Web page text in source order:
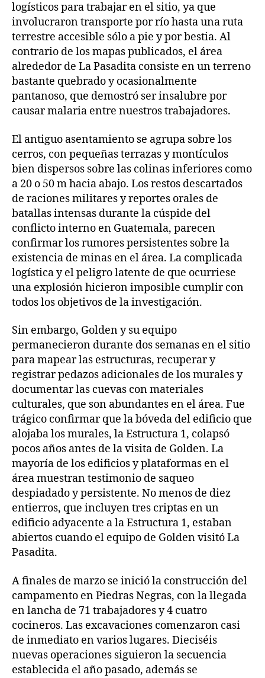
logísticos para trabajar en el sitio, ya que
involucraron transporte por río hasta una ruta
terrestre accesible sólo a pie y por bestia. Al
contrario de los mapas publicados, el área
alrededor de La Pasadita consiste en un terreno
bastante quebrado y ocasionalmente
pantanoso, que demostró ser insalubre por
causar malaria entre nuestros trabajadores.
El antiguo asentamiento se agrupa sobre los
cerros, con pequeñas terrazas y montículos
bien dispersos sobre las colinas inferiores como
a 20 o 50 m hacia abajo. Los restos descartados
de raciones militares y reportes orales de
batallas intensas durante la cúspide del
conflicto interno en Guatemala, parecen
confirmar los rumores persistentes sobre la
existencia de minas en el área. La complicada
logística y el peligro latente de que ocurriese
una explosión hicieron imposible cumplir con
todos los objetivos de la investigación.
Sin embargo, Golden y su equipo
permanecieron durante dos semanas en el sitio
para mapear las estructuras, recuperar y
registrar pedazos adicionales de los murales y
documentar las cuevas con materiales
culturales, que son abundantes en el área. Fue
trágico confirmar que la bóveda del edificio que
alojaba los murales, la Estructura 1, colapsó
pocos años antes de la visita de Golden. La
mayoría de los edificios y plataformas en el
área muestran testimonio de saqueo
despiadado y persistente. No menos de diez
entierros, que incluyen tres criptas en un
edificio adyacente a la Estructura 1, estaban
abiertos cuando el equipo de Golden visitó La
Pasadita.
A finales de marzo se inició la construcción del
campamento en Piedras Negras, con la llegada
en lancha de 71 trabajadores y 4 cuatro
cocineros. Las excavaciones comenzaron casi
de inmediato en varios lugares. Dieciséis
nuevas operaciones siguieron la secuencia
establecida el año pasado, además se